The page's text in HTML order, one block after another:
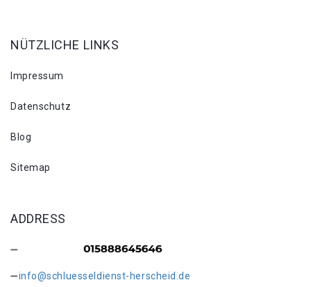
NÜTZLICHE LINKS
Impressum
Datenschutz
Blog
Sitemap
ADDRESS
info@schluesseldienst-herscheid.de